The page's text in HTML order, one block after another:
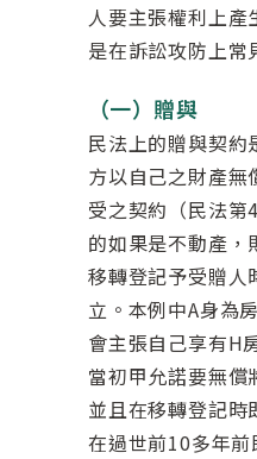
人要主張權利上
是在訴訟攻防上常
（一）贈與
民法上的贈與契約
方以自己之財產無
受之契約（民法
的如果是不動產，
移轉登記予受贈人
立。本例中A身為
會主張自己享有H
當初甲允諾要無償
並且在移轉登記時
在過世前10多年